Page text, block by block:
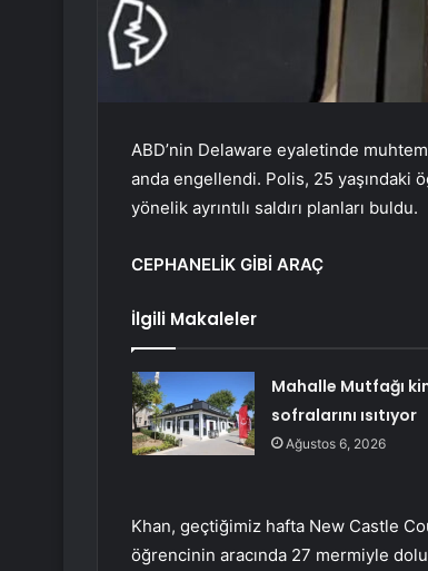
ABD’nin Delaware eyaletinde
anda engellendi. Polis, 25 yaşındaki
yönelik ayrıntılı saldırı planları buldu.
CEPHANELİK GİBİ ARAÇ
İlgili Makaleler
Mahalle Mutfağı
sofralarını ısıtıyor
Ağustos 6, 2026
Khan, geçtiğimiz hafta New Castle
öğrencinin aracında 27 mermiyle